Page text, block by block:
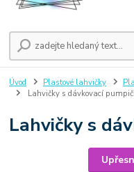
Úvod Plastové lahvičky
Lahvičky s dávkovací
Lahvičky s